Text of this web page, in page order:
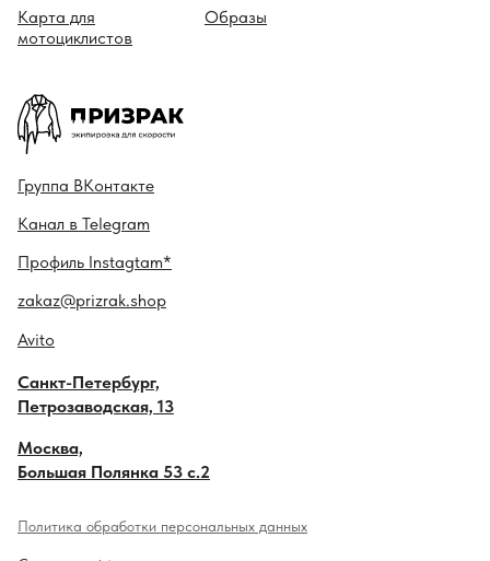
Политика обработки персональных данных
Карта для
мотоциклистов
Образы
Канал в Telegram
Профиль Instagtam*
Гру ппа ВКонтакте
zakaz@prizrak.shop
Москва,
Большая Полянка 53 с.2
Санкт-Петербург,
Петрозаводская, 13
Avito